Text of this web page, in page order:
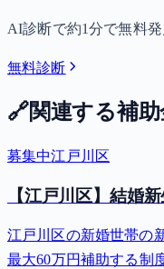
AI診断で約1分で無料発
無料診断
🔗関連する補助
募集中江戸川区
【江戸川区】結婚
江戸川区の新婚世帯の
最大60万円補助する制